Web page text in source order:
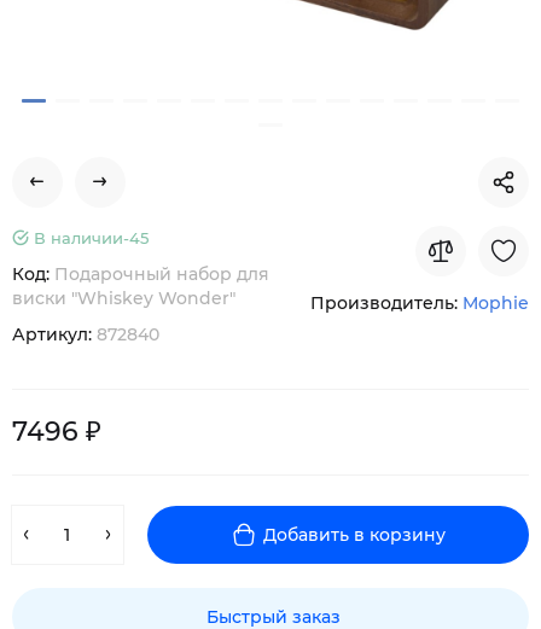
В наличии-45
Код: Подарочный набор для
виски "Whiskey Wonder"
Артикул: 872840
Производитель: Mophie
7496 ₽
Добавить в корзину
Быстрый заказ